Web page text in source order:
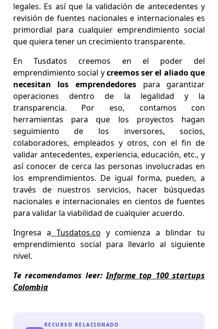
legales. Es así que la validación de antecedentes y
revisión de fuentes nacionales e internacionales es
primordial para cualquier emprendimiento social
que quiera tener un crecimiento transparente.
En Tusdatos creemos en el poder del
emprendimiento social ycreemos ser el aliado que
necesitan los emprendedores para garantizar
operaciones dentro de la legalidad y la
transparencia. Por eso, contamos con
herramientas para que los proyectos hagan
seguimiento de los inversores, socios,
colaboradores, empleados y otros, con el fin de
validar antecedentes, experiencia, educación, etc., y
así conocer de cerca las personas involucradas en
los emprendimientos. De igual forma, pueden, a
través de nuestros servicios, hacer búsquedas
nacionales e internacionales en cientos de fuentes
para validar la viabilidad de cualquier acuerdo.
Ingresa a Tusdatos.co y comienza a blindar tu
emprendimiento social para llevarlo al siguiente
nivel.
Te recomendamos leer:Informe top 100 startups
Colombia
RECURSO RELACIONADO